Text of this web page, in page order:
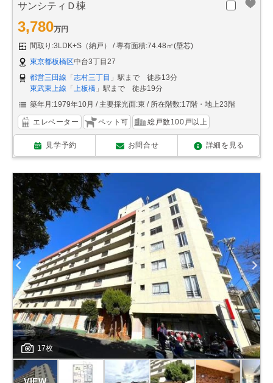
サンシティＤ棟
3,780万円
間取り:3LDK+S（納戸）
専有面積:74.48㎡(壁芯)
東京都板橋区中台3丁目27
都営三田線 「 志村三丁目 」駅まで 徒歩13分
東武東上線 「 上板橋 」駅まで 徒歩19分
築年月:1979年10月
主要採光面:東 所在階数:17階・地上23階
エレベーター ペット可 総戸数100戸以上
見学予約 お問合せ 詳細を見る
17枚